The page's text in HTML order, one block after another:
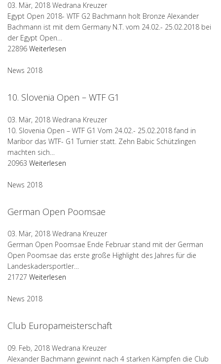
03. Mär, 2018 Wedrana Kreuzer
Egypt Open 2018- WTF G2 Bachmann holt Bronze Alexander
Bachmann ist mit dem Germany N.T. vom 24.02.- 25.02.2018 bei
der Egypt Open…
22896 Weiterlesen
News 2018
10. Slovenia Open – WTF G1
03. Mär, 2018 Wedrana Kreuzer
10. Slovenia Open – WTF G1 Vom 24.02.- 25.02.2018 fand in
Maribor das WTF- G1 Turnier statt. Zehn Babic Schützlingen
machten sich…
20963 Weiterlesen
News 2018
German Open Poomsae
03. Mär, 2018 Wedrana Kreuzer
German Open Poomsae Ende Februar stand mit der German
Open Poomsae das erste große Highlight des Jahres für die
Landeskadersportler…
21727 Weiterlesen
News 2018
Club Europameisterschaft
09. Feb, 2018 Wedrana Kreuzer
Alexander Bachmann gewinnt nach 4 starken Kämpfen die Club